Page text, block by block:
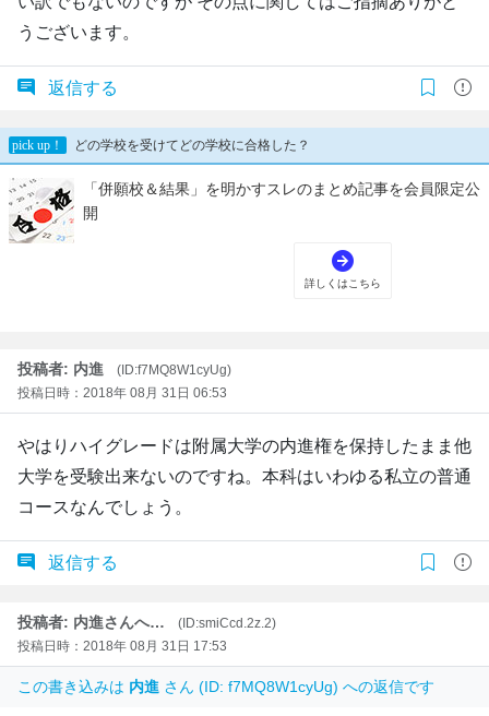
うございます。
返信する
投稿者: 内進
(ID:f7MQ8W1cyUg)
投稿日時：2018年 08月 31日 06:53
やはりハイグレードは附属大学の内進権を保持したまま他
大学を受験出来ないのですね。本科はいわゆる私立の普通
コースなんでしょう。
返信する
投稿者: 内進さんへ…
(ID:smiCcd.2z.2)
投稿日時：2018年 08月 31日 17:53
この書き込みは 内進 さん (ID: f7MQ8W1cyUg) への返信です